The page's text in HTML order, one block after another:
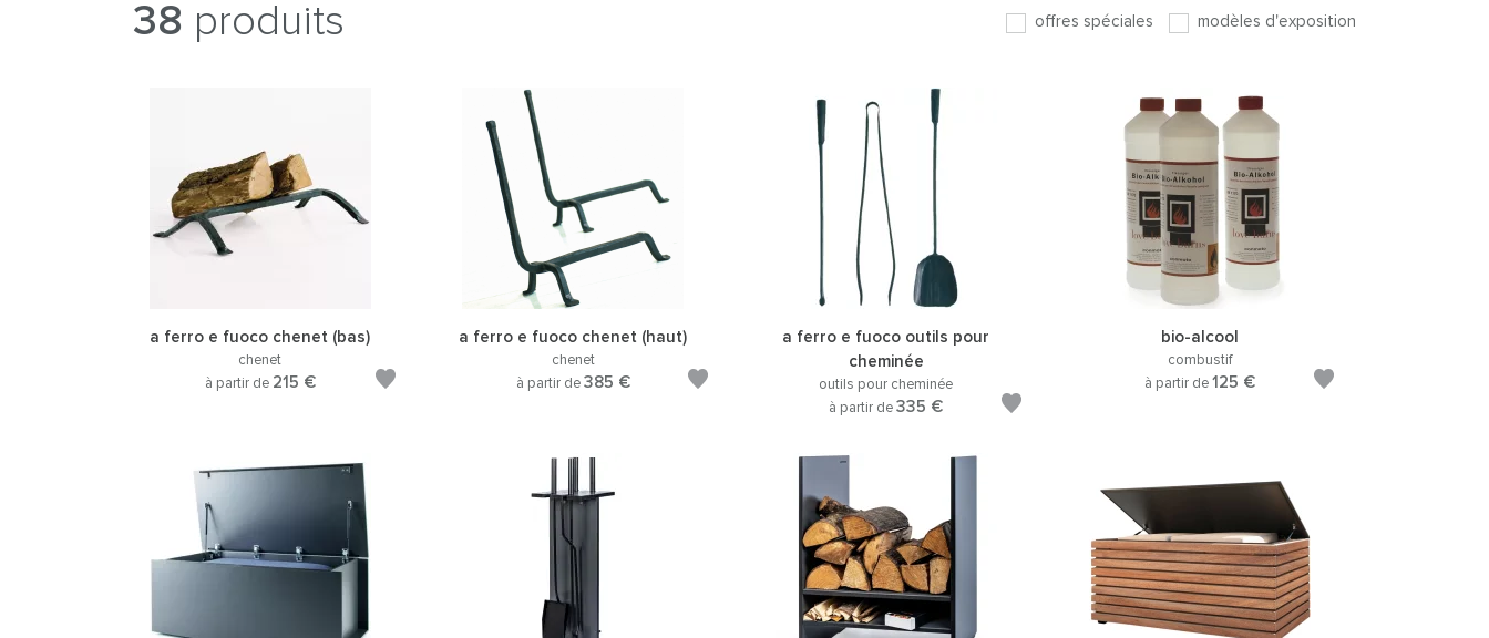
38 produits offres spéciales modèles d'exposition
a ferro e fuoco chenet (bas)
chenet
à partir de 215 €
a ferro e fuoco chenet (haut)
chenet
à partir de 385 €
a ferro e fuoco outils pour
cheminée
outils pour cheminée
à partir de335 €
bio-alcool
combustif
à partir de 125 €